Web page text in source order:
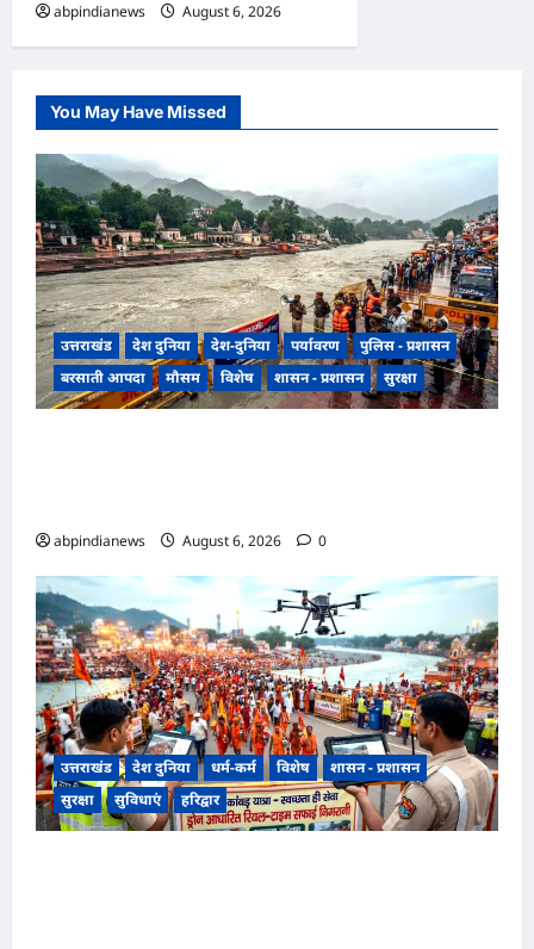
abpindianews August 6, 2026
You May Have Missed
उत्तराखंड देश दुनिया देश-दुनिया पर्यावरण
पुलिस - प्रशासन
बरसाती आपदा
मौसम विशेष शासन - प्रशासन सुरक्षा
abpindianews August 6, 2026 0
उत्तराखंड देश दुनिया धर्म-कर्म विशेष
शासन - प्रशासन
सुरक्षा
सुविधाएं हरिद्वार